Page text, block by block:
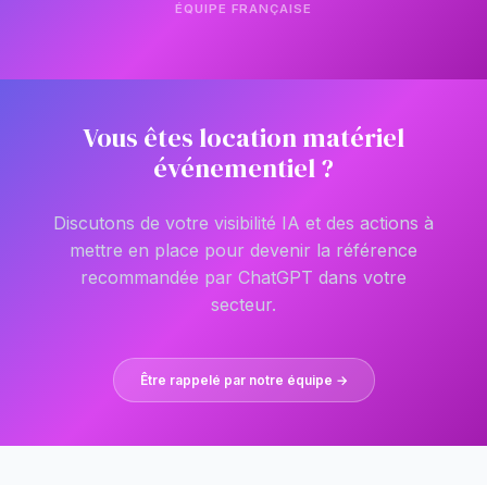
ÉQUIPE FRANÇAISE
Vous êtes location matériel
événementiel ?
Discutons de votre visibilité IA et des actions à
mettre en place pour devenir la référence
recommandée par ChatGPT dans votre
secteur.
Être rappelé par notre équipe →